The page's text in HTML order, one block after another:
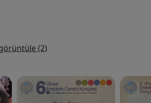
(2)